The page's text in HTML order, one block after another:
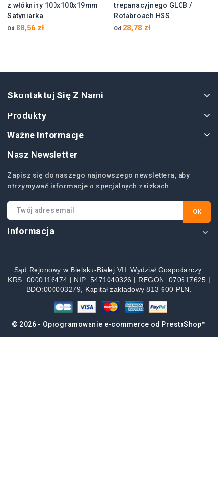
z włókniny 100x100x19mm
Satyniarka
Od 88,56 zł
trepanacyjnego GLOB /
Rotabroach HSS
Od 28,78 zł
Skontaktuj Się Z Nami
Produkty
Ważne Informacje
Nasz Newsletter
Zapisz się do naszego najnowszego newslettera, aby
otrzymywać informacje o specjalnych zniżkach.
Informacja 
Sąd Rejonowy w Bielsku-Białej VIII Wydział Gospodarczy
KRS: 0000116474 | NIP: 5471040326 | REGON: 070617625 |
BDO:000003279, Kapitał zakładowy 813 600 PLN.
© 2026 - Oprogramowanie e-commerce od PrestaShop™